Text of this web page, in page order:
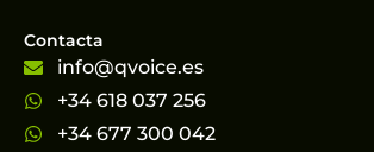
Contacta
info@qvoice.es
+34 618 037 256
+34 677 300 042